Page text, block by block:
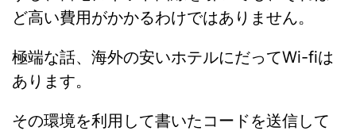
ど高い費用がかかるわけではありません。
極端な話、海外の安いホテルにだってWi-fiは
あります。
その環境を利用して書いたコードを送信して